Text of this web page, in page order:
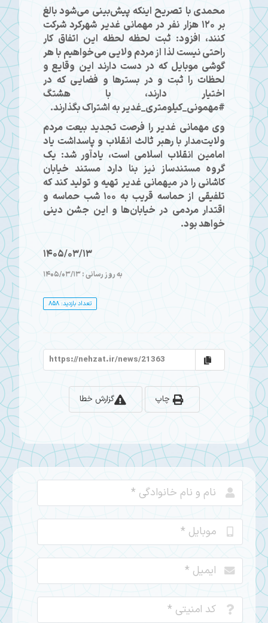
محمدی با تصریح اینکه پیش‌بینی می‌شود بالغ
بر ۱۲۰ هزار نفر در مهمانی غدیر شهرکرد شرکت
کنند، افزود: ثبت لحظه لحظه این اتفاق کار
راحتی نیست لذا از مردم ولایی می‌خواهیم با هر
گوشی موبایل که در دست دارند این وقایع و
لحظات را ثبت و در بسترها و فضایی که در
اختیار دارند، با هشتگ
#مهمونی_کیلومتری_غدیر به اشتراک بگذارند.
وی مهمانی غدیر را فرصت تجدید بیعت مردم
ولایت‌مدار با رهبر ثالث انقلاب و پاسداشت یاد
امامین انقلاب اسلامی است، یادآور شد: یک
گروه مستندساز نیز بنا دارد مستند خیابان
کاشانی را در میهمانی غدیر تهیه و تولید کند که
تلفیقی از حماسه قریب به ۱۰۰ شب حماسه و
اقتدار مردمی در خیابان‌ها و این جشن دینی
خواهد بود.
1405/03/13
به روز رسانی : 1405/03/13
تعداد بازدید: 858
گزارش خطا چاپ